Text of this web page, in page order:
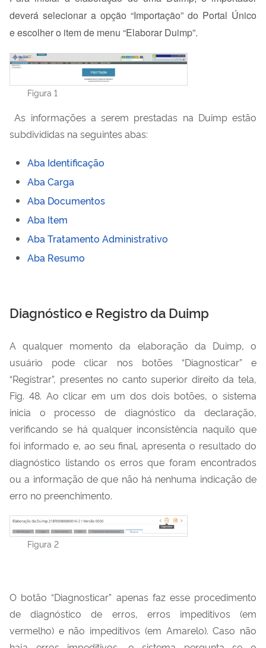
deverá selecionar a opção “Importação” do Portal Único
eescolhero item de menu “Elaborar Duimp”.
Figura 1
As informações a serem prestadas na Duimp estão
subdivididas na seguintes abas:
Aba Identificação
Aba Carga
Aba Documentos
Aba Item
Aba Tratamento Administrativo
Aba Resumo
Diagnóstico e Registro da Duimp
A qualquer momento da elaboração da Duimp, o
usuário pode clicar nos botões “Diagnosticar” e
“Registrar”, presentes no canto superior direito da tela,
Fig. 48. Ao clicar em um dos dois botões, o sistema
inicia o processo de diagnóstico da declaração,
verificando se há qualquer inconsistência naquilo que
foi informado e, ao seu final, apresenta o resultado do
diagnóstico listando os erros que foram encontrados
ou a informação de que não há nenhuma indicação de
erro no preenchimento.
Figura 2
O botão “Diagnosticar” apenas faz esse procedimento
de diagnóstico de erros, erros impeditivos (em
vermelho) e não impeditivos (em Amarelo). Caso não